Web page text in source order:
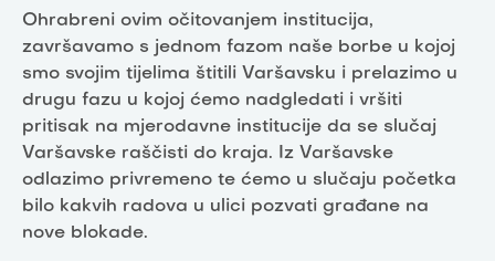
Ohrabreni ovim očitovanjem institucija,
završavamo s jednom fazom naše borbe u kojoj
smo svojim tijelima štitili Varšavsku i prelazimo u
drugu fazu u kojoj ćemo nadgledati i vršiti
pritisak na mjerodavne institucije da se slučaj
Varšavske raščisti do kraja. Iz Varšavske
odlazimo privremeno te ćemo u slučaju početka
bilo kakvih radova u ulici pozvati građane na
nove blokade.